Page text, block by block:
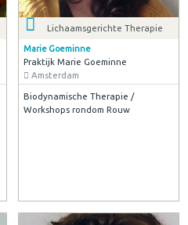
Lichaamsgerichte Therapie
Marie Goeminne
Praktijk Marie Goeminne
Amsterdam
Biodynamische Therapie /
Workshops rondom Rouw